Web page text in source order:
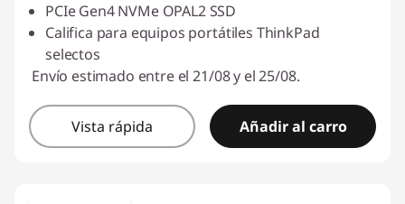
PCIe Gen4 NVMe OPAL2 SSD
Califica para equipos portátiles ThinkPad
selectos
Envío estimado entre el 21/08 y el 25/08.
Vista rápida Añadir al carro